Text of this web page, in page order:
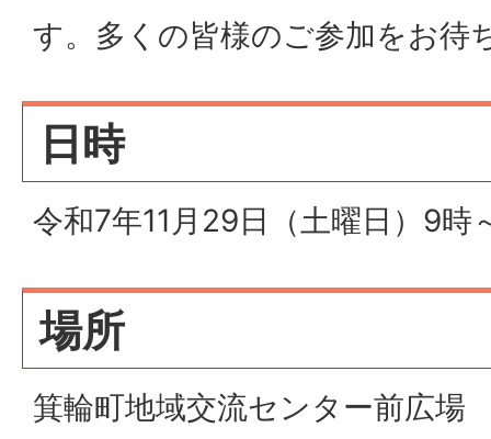
す。多くの皆様のご参加をお待
日時
令和7年11月29日（土曜日）9時
場所
箕輪町地域交流センター前広場